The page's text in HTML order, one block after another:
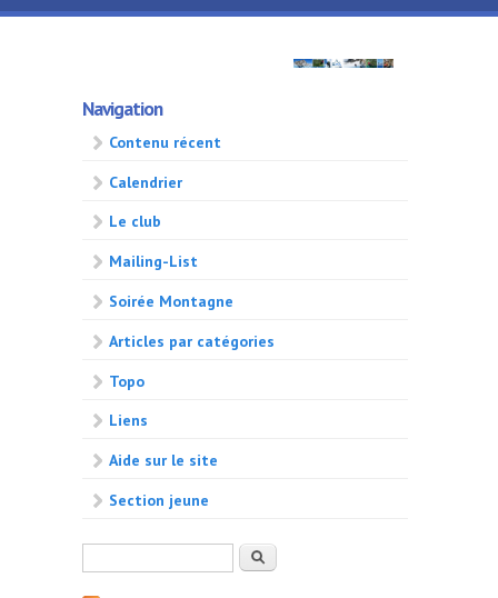
Aller au contenu principal
GMA
500
Navigation
Contenu récent
Calendrier
Le club
Mailing-List
Soirée Montagne
Articles par catégories
Topo
Liens
Aide sur le site
Section jeune
Formulaire de rechercheRechercher